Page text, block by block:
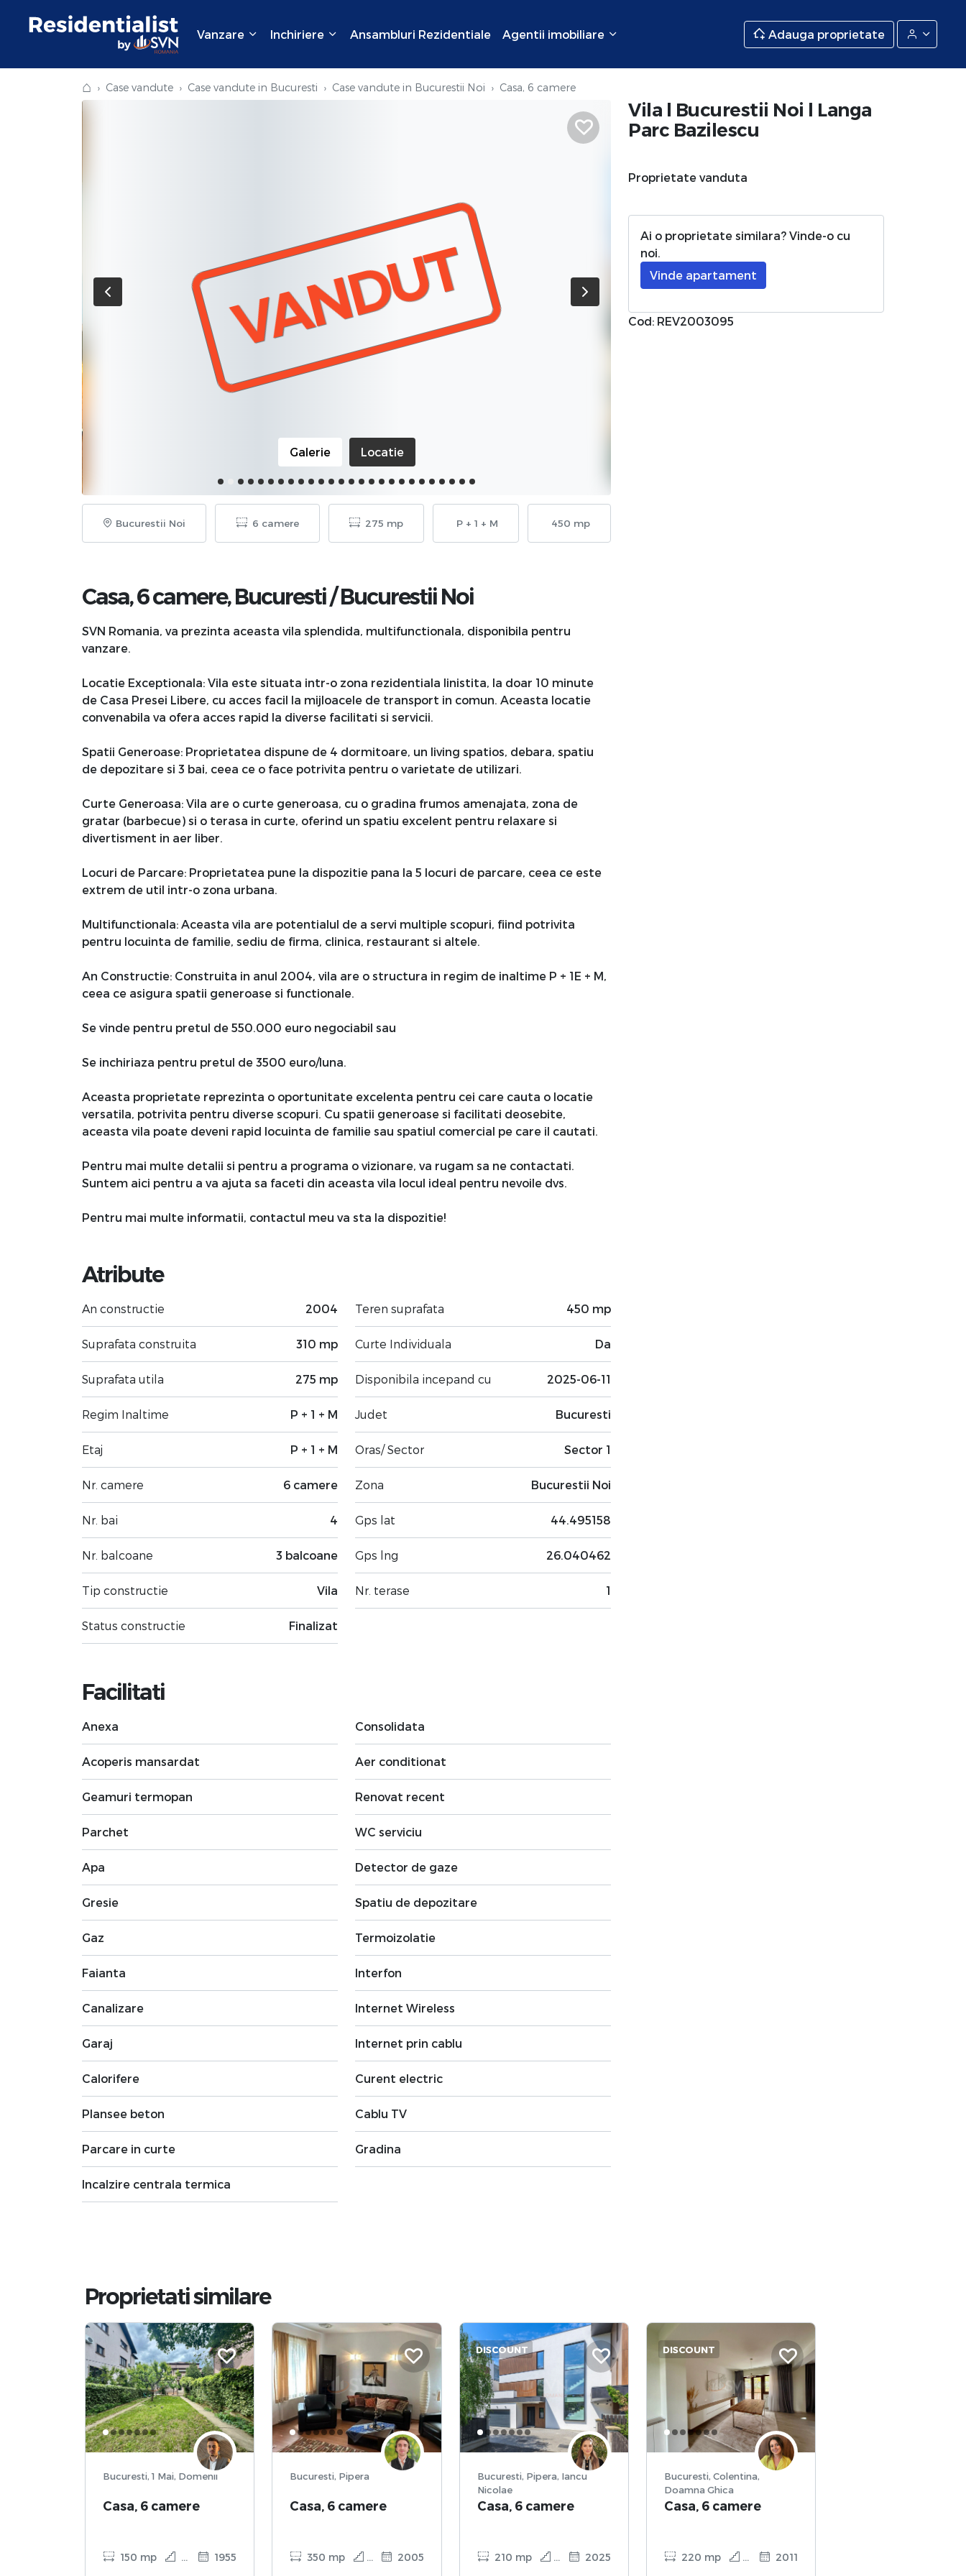
Vanzare Inchiriere Ansambluri Rezidentiale Agentii imobiliare Adauga proprietate
⌂ Case vandute Case vandute in Bucuresti Case vandute in Bucurestii Noi Casa, 6 camere
VANDUT
Galerie Locatie
Bucurestii Noi 6 camere 275 mp P + 1 + M 450 mp
Casa, 6 camere,Bucuresti/Bucurestii Noi
SVN Romania, va prezinta aceasta vila splendida, multifunctionala, disponibila pentru
vanzare.
Locatie Exceptionala: Vila este situata intr-o zona rezidentiala linistita, la doar 10 minute
de Casa Presei Libere, cu acces facil la mijloacele de transport in comun. Aceasta locatie
convenabila va ofera acces rapid la diverse facilitati si servicii.
Spatii Generoase: Proprietatea dispune de 4 dormitoare, un living spatios, debara, spatiu
de depozitare si 3 bai, ceea ce o face potrivita pentru o varietate de utilizari.
Curte Generoasa: Vila are o curte generoasa, cu o gradina frumos amenajata, zona de
gratar (barbecue) si o terasa in curte, oferind un spatiu excelent pentru relaxare si
divertisment in aer liber.
Locuri de Parcare: Proprietatea pune la dispozitie pana la 5 locuri de parcare, ceea ce este
extrem de util intr-o zona urbana.
Multifunctionala: Aceasta vila are potentialul de a servi multiple scopuri, fiind potrivita
pentru locuinta de familie, sediu de firma, clinica, restaurant si altele.
An Constructie: Construita in anul 2004, vila are o structura in regim de inaltime P + 1E + M,
ceea ce asigura spatii generoase si functionale.
Se vinde pentru pretul de 550.000 euro negociabil sau
Se inchiriaza pentru pretul de 3500 euro/luna.
Aceasta proprietate reprezinta o oportunitate excelenta pentru cei care cauta o locatie
versatila, potrivita pentru diverse scopuri. Cu spatii generoase si facilitati deosebite,
aceasta vila poate deveni rapid locuinta de familie sau spatiul comercial pe care il cautati.
Pentru mai multe detalii si pentru a programa o vizionare, va rugam sa ne contactati.
Suntem aici pentru a va ajuta sa faceti din aceasta vila locul ideal pentru nevoile dvs.
Pentru mai multe informatii, contactul meu va sta la dispozitie!
Atribute
An constructie 2004
Suprafata construita 310 mp
Suprafata utila 275 mp
Regim Inaltime P + 1 + M
Etaj P + 1 + M
Nr. camere 6 camere
Nr. bai 4
Nr. balcoane 3 balcoane
Tip constructie Vila
Status constructie Finalizat
Teren suprafata 450 mp
Curte Individuala Da
Disponibila incepand cu 2025-06-11
Judet Bucuresti
Oras/ Sector Sector 1
Zona Bucurestii Noi
Gps lat 44.495158
Gps lng 26.040462
Nr. terase 1
Facilitati
Anexa
Acoperis mansardat
Geamuri termopan
Parchet
Apa
Gresie
Gaz
Faianta
Canalizare
Garaj
Calorifere
Plansee beton
Parcare in curte
Incalzire centrala termica
Consolidata
Aer conditionat
Renovat recent
WC serviciu
Detector de gaze
Spatiu de depozitare
Termoizolatie
Interfon
Internet Wireless
Internet prin cablu
Curent electric
Cablu TV
Gradina
Vila l Bucurestii Noi l Langa
Parc Bazilescu
Proprietate vanduta
Ai o proprietate similara? Vinde-o cu
noi.
Vinde apartament
Cod: REV2003095
Proprietati similare
Bucuresti, 1 Mai, Domenii
Casa, 6 camere
150 mp D + P + 11955
Bucuresti, Pipera
Casa, 6 camere
350 mp P + 1 2005
DISCOUNT
Bucuresti, Pipera, Iancu
Nicolae
Casa, 6 camere
210 mp P + 2 2025
DISCOUNT
Bucuresti, Colentina,
Doamna Ghica
Casa, 6 camere
220 mp D + P + 2
2011